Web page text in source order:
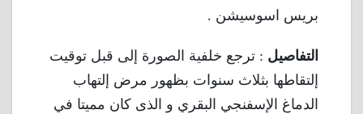
بريس اسوسيشن .
التفاصيل : ترجع خلفية الصورة إلى قبل توقيت
إلتقاطها بثلاث سنوات بظهور مرض إلتهاب
الدماغ الإسفنجي البقري و الذى كان مميتا في